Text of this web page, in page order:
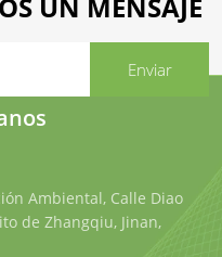
Ambiental, Calle Diao
de Zhangqiu, Jinan,